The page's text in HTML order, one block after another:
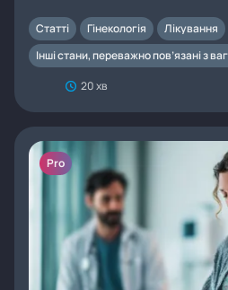
Статті Гінекологія
Лікування
20 хв
Pro